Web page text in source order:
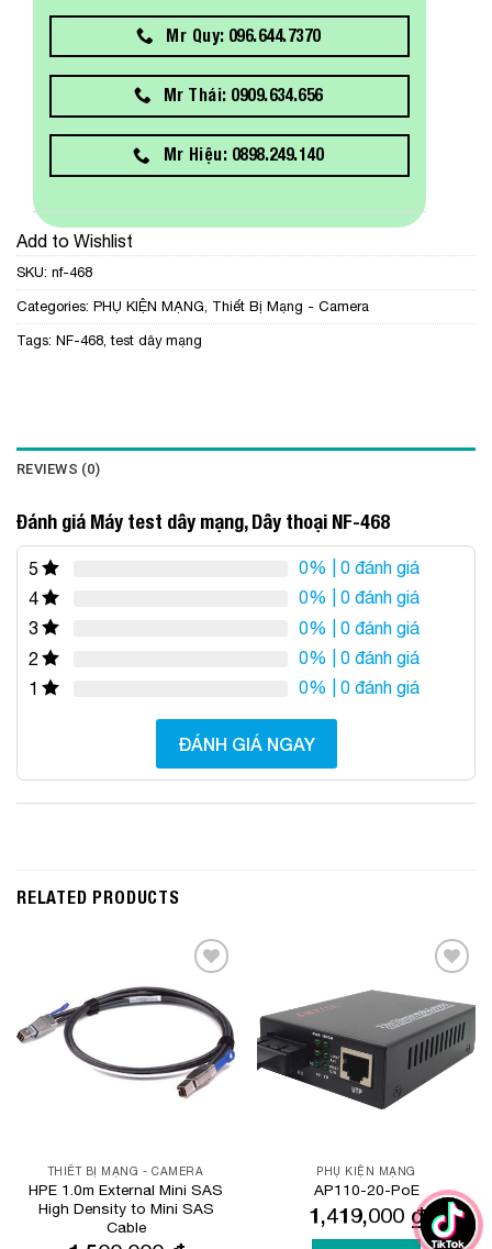
Mr Quy: 096.644.7370
Mr Thái: 0909.634.656
Mr Hiệu: 0898.249.140
Add to Wishlist
SKU: nf-468
Categories: PHỤ KIỆN MẠNG Thiết Bị Mạng - Camera
Tags: NF-468 ,test dây mạng
REVIEWS (0)
Đánh giá Máy test dây mạng, Dây thoại NF-468
5 0% | 0 đánh giá
4
0% | 0 đánh giá
3
0% | 0 đánh giá
2
0% | 0 đánh giá
1
0% | 0 đánh giá
ĐÁNH GIÁ NGAY
RELATED PRODUCTS
Add to
Wishlist
THIẾT BỊ MẠNG - CAMERA
HPE 1.0m External Mini SAS
High Density to Mini SAS
Cable
Wishlist
PHỤ KIỆN MẠNG
AP110-20-PoE
1,419,000 ₫